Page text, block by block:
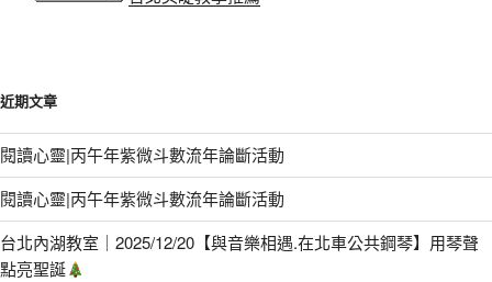
近期文章
閱讀心靈|丙午年紫微斗數流年論斷活動
閱讀心靈|丙午年紫微斗數流年論斷活動
台北內湖教室｜2025/12/20【與音樂相遇.在北車公共鋼琴】用琴聲
點亮聖誕